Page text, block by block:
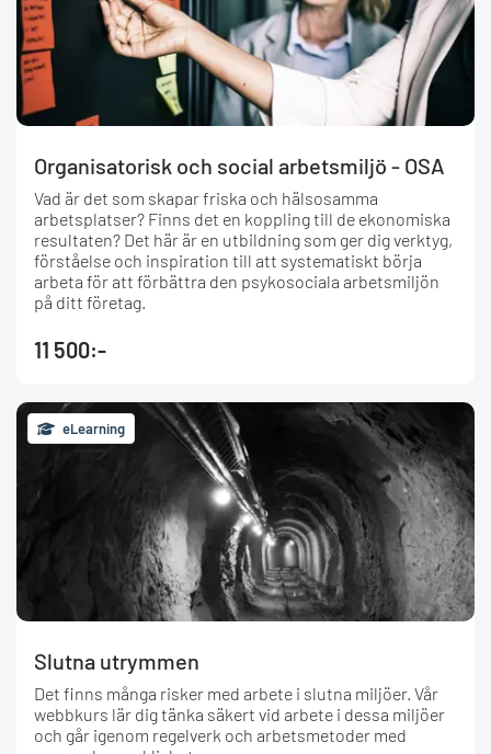
Organisatorisk och social arbetsmiljö - OSA
Vad är det som skapar friska och hälsosamma
arbetsplatser? Finns det en koppling till de ekonomiska
resultaten? Det här är en utbildning som ger dig verktyg,
förståelse och inspiration till att systematiskt börja
arbeta för att förbättra den psykosociala arbetsmiljön
på ditt företag.
11 500:-
eLearning
Slutna utrymmen
Det finns många risker med arbete i slutna miljöer. Vår
webbkurs lär dig tänka säkert vid arbete i dessa miljöer
och går igenom regelverk och arbetsmetoder med